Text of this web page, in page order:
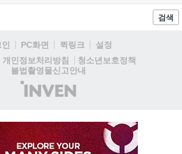
완수하며 동(V) 투발라 장비와 검은별 무기, 카라 검색
PC화면 퀵링크
설정
개인정보처리방침
청소년보호정책
불법촬영물신고안내
(주)
인